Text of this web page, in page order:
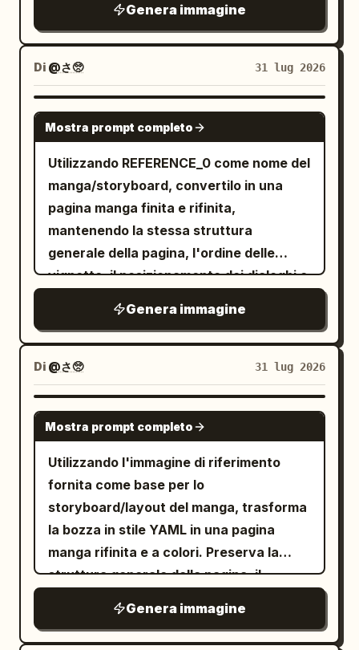
2: La coppia seduta in un interno
accogliente, che tiene le tazze con
entrambe le mani, sorridendosi a
vicenda. La donna ha un fumetto chiaro
in cinese: "Grazie per essere sempre
con me." Fumetto bianco arrotondato,
cucina insieme in cucina. In piedi fianco
a fianco ai fornelli, l'uomo mescola, la
donna aiuta, espressioni concentrate e
felici. Vignetta 4: La coppia si abbraccia
stretta. L'uomo china la testa per
donna, la donna chiude gli occhi e
sorride. [Requisiti obbligatori per la
coerenza dei personaggi] I due
personaggi devono mantenere
esattamente lo stesso volto,
acconciatura, abbigliamento e
proporzioni corporee dalla Vignetta 1 alla
Vignetta 4. Non sono ammesse
variazioni. Uomo: capelli corti, aspetto
gentile, indossa un maglione o una
camicia semplice. Donna: capelli di
media lunghezza, aspetto gentile,
indossa abiti da casa. [Stile e
consistenza] Tratto anime pulito
disegnato a mano, monocromatico caldo
color riso + marrone chiaro + bianco
animato. Cambia la posa in modo che
stia camminando in avanti, con una
mano che tiene un guinzaglio rosso, e
aggiungi una piccola goccia di sudore
per esprimere imbarazzo o esitazione.
Aggiungi un grazioso cane Shiba Inu che
cammina accanto al personaggio al
guinzaglio: pelo arancione, coda
arricciata, collare rosso, espressione
felice a bocca aperta, contorno nero
spesso e texture dipinta coordinata.
Imposta la scena su un sentiero roccioso
lungo la riva di un fiume, con un fiume blu
che scorre orizzontalmente nella parte
centrale, rocce sparse, cespugli/alberi
verdi su entrambi i lati, un cielo azzurro
brillante e esattamente 1 grande nuvola
bianca in alto a sinistra. Aggiungi
esattamente 1 nuvoletta di pensiero
piccoli puntini, contenente il testo
giapponese
あつい… con scritte
verticali nere. Stile: rendi l'intera
immagine simile a una vivace
illustrazione per bambini dipinta con una
pennellate visibili, colori saturi, contorni
neri marcati, proporzioni giocose e una
Genera immagine
Di @さ🥺 31 lug 2026
GPT IMAGE 2
Mostra prompt completo
Utilizzando REFERENCE_0 come nome del
manga/storyboard, convertilo in una
pagina manga finita e rifinita,
mantenendo la stessa struttura
generale della pagina, l'ordine delle
vignette, il posizionamento dei dialoghi e
segnaposto grezzi con personaggi e
oggetti completamente illustrati,
mantenendo il flusso della scena dello
storyboard. Obiettivo: completare la
pagina come una tavola manga shoujo /
josei pulita e a colori su
Spuntino notturno
, con line art
professionale, sfumature morbide,
rendering dettagliato dei personaggi e
bordi delle vignette neri e nitidi. Canvas
e layout: mantieni esattamente 4
vignette: 1 vignetta larga in alto, 2
vignette diagonali centrali e 1 vignetta
larga in basso. Aggiungi il titolo 「夜食」
in alto a sinistra, il numero di pagina
Genera immagine
Di @さ🥺 31 lug 2026
GPT IMAGE 2
Mostra prompt completo
Utilizzando l'immagine di riferimento
fornita come base per lo
storyboard/layout del manga, trasforma
la bozza in stile YAML in una pagina
manga rifinita e a colori. Preserva la
struttura generale della pagina, il
contenuto dei dialoghi in giapponese, ma
sostituisci i riquadri segnaposto blu con
Genera immagine